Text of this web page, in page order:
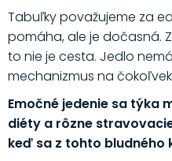
Tabuľky považujeme za
pomáha, ale je dočasná.
to nie je cesta. Jedlo
mechanizmus na
Emočné jedenie sa týka
diéty a rôzne
keď sa z tohto bludného